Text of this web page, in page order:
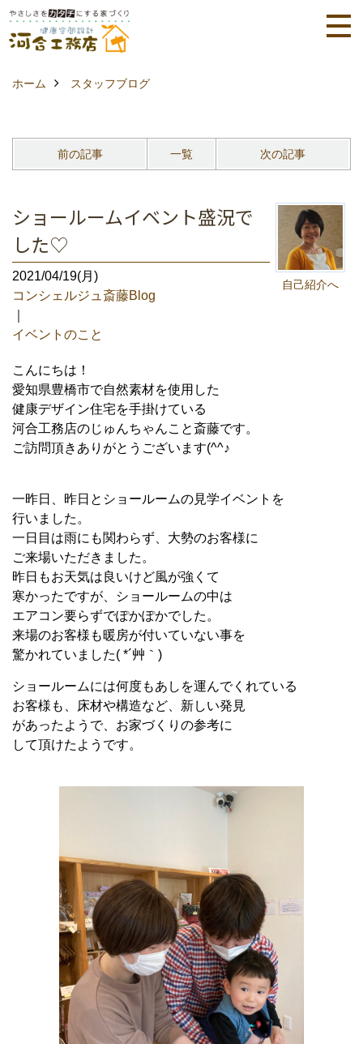
ホーム スタッフブログ
前の記事 一覧 次の記事
自己紹介へ
ショールームイベント盛況で
した♡
2021/04/19(月)
コンシェルジュ斎藤Blog
イベントのこと
こんにちは！
愛知県豊橋市で自然素材を使用した
健康デザイン住宅を手掛けている
河合工務店のじゅんちゃんこと斎藤です。
ご訪問頂きありがとうございます(^^♪
一昨日、昨日とショールームの見学イベントを
行いました。
一日目は雨にも関わらず、大勢のお客様に
ご来場いただきました。
昨日もお天気は良いけど風が強くて
寒かったですが、ショールームの中は
エアコン要らずでぽかぽかでした。
来場のお客様も暖房が付いていない事を
驚かれていました( *´艸｀)
ショールームには何度もあしを運んでくれている
お客様も、床材や構造など、新しい発見
があったようで、お家づくりの参考に
して頂けたようです。